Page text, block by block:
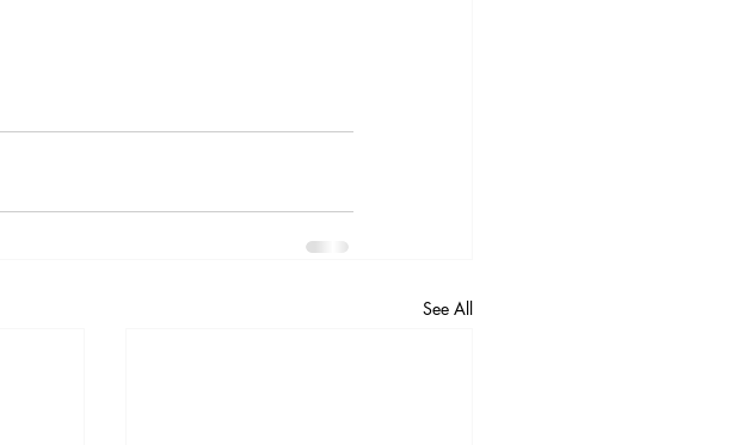
See All